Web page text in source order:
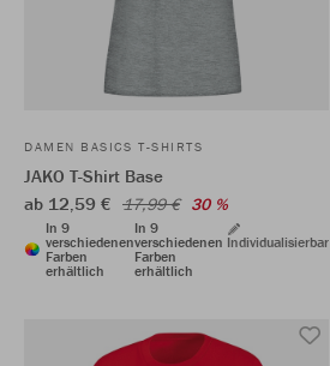
DAMEN BASICS T-SHIRTS
JAKO T-Shirt Base
ab 12,59 € 17,99 € 30 %
In 9
verschiedenen
Farben
erhältlich
In 9
verschiedenen
Farben
erhältlich
Individualisierbar